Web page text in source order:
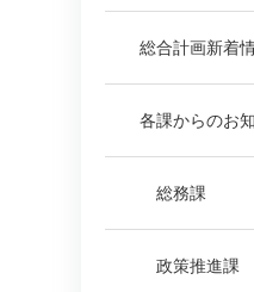
総合計画新着
各課からのお
総務課
政策推進課